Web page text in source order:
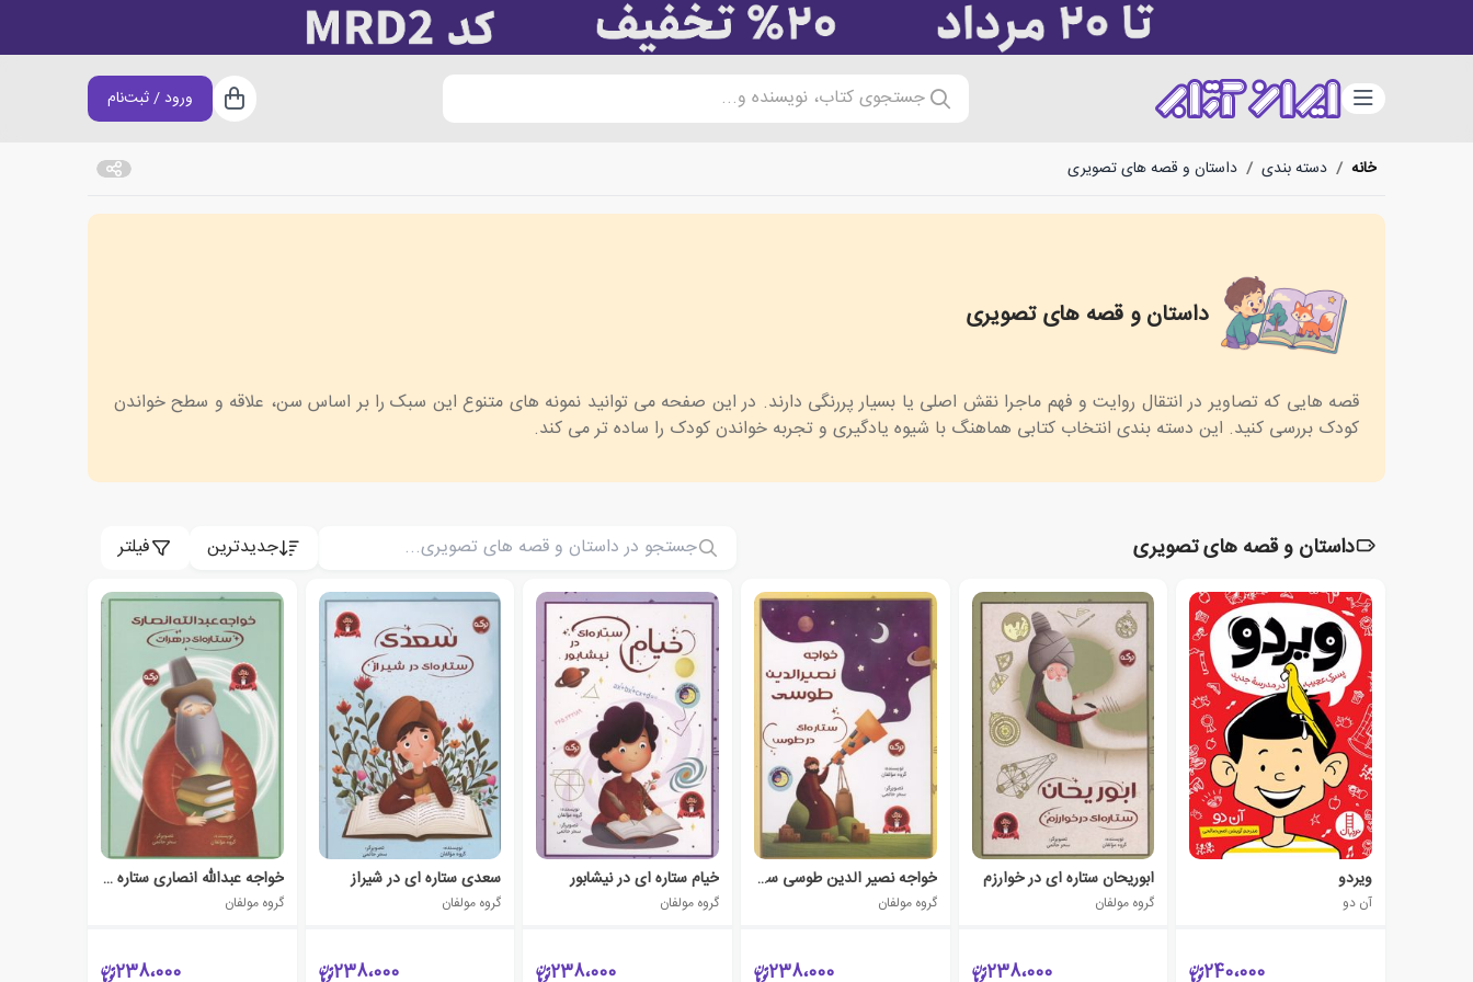
دسته‌بندی جستجوی کتاب، نویسنده و... سبد خرید
ورود / ثبت‌نام
خانه / دسته بندی / داستان و قصه های تصویری
داستان و قصه های تصویری
Picture Book
قصه هایی که تصاویر در انتقال روایت و فهم ماجرا نقش اصلی یا بسیار پررنگی دارند. در این صفحه می توانید نمونه های متنوع این سبک را بر اساس سن، علاقه و سطح خواندن
کودک بررسی کنید. این دسته بندی انتخاب کتابی هماهنگ با شیوه یادگیری و تجربه خواندن کودک را ساده تر می کند.
داستان و قصه های تصویری جدیدترین فیلتر
ویردو
آن دو
240،000
ابوریحان ستاره ای در خوارزم
گروه مولفان
238،000
خواجه نصیر الدین طوسی ستاره ای در طوس
گروه مولفان
238،000
خیام ستاره ای در نیشابور
گروه مولفان
238،000
سعدی ستاره ای در شیراز
گروه مولفان
238،000
خواجه عبدالله انصاری ستاره ای در هرات
گروه مولفان
238،000